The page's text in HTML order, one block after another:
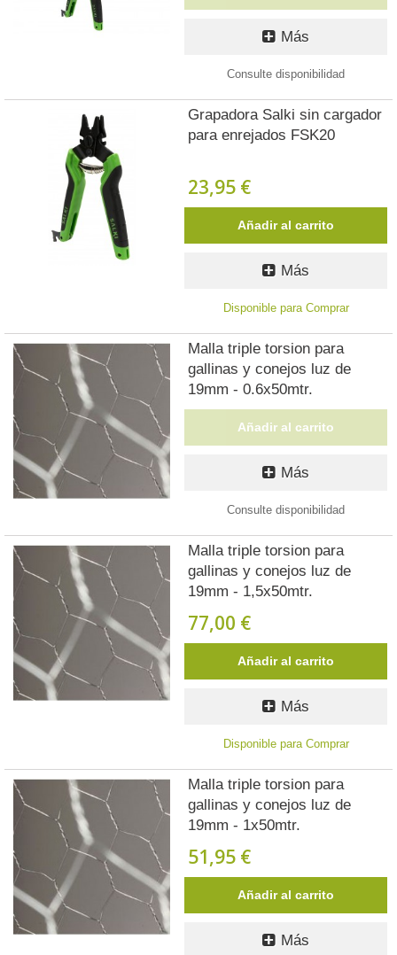
Más
Consulte disponibilidad
Grapadora Salki sin cargador
para enrejados FSK20
23,95 €
Añadir al carrito
Más
Disponible para Comprar
Malla triple torsion para
gallinas y conejos luz de
19mm - 0.6x50mtr.
Añadir al carrito
Más
Consulte disponibilidad
Malla triple torsion para
gallinas y conejos luz de
19mm - 1,5x50mtr.
77,00 €
Añadir al carrito
Más
Disponible para Comprar
Malla triple torsion para
gallinas y conejos luz de
19mm - 1x50mtr.
51,95 €
Añadir al carrito
Más